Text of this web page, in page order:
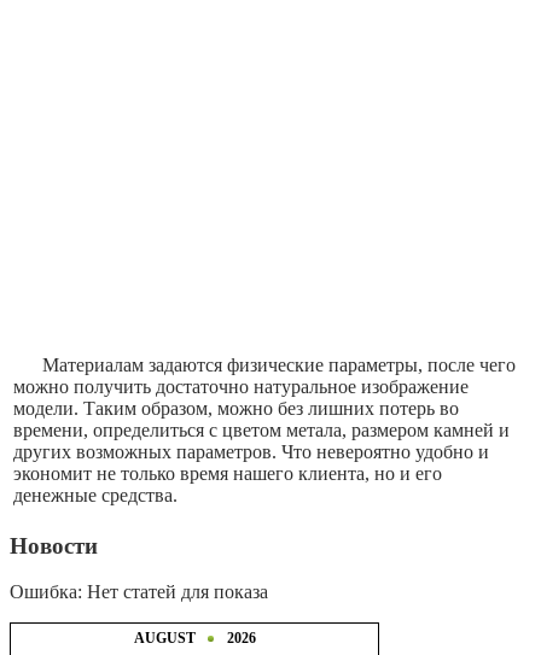
Материалам задаются физические параметры, после чего
можно получить достаточно натуральное изображение
модели. Таким образом, можно без лишних потерь во
времени, определиться с цветом метала, размером камней и
других возможных параметров. Что невероятно удобно и
экономит не только время нашего клиента, но и его
денежные средства.
Новости
Ошибка: Нет статей для показа
AUGUST 2026